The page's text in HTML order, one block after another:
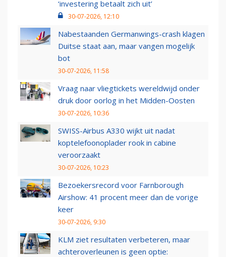
‘investering betaalt zich uit’
30-07-2026, 12:10
Nabestaanden Germanwings-crash klagen
Duitse staat aan, maar vangen mogelijk
bot
30-07-2026, 11:58
Vraag naar vliegtickets wereldwijd onder
druk door oorlog in het Midden-Oosten
30-07-2026, 10:36
SWISS-Airbus A330 wijkt uit nadat
koptelefoonoplader rook in cabine
veroorzaakt
30-07-2026, 10:23
Bezoekersrecord voor Farnborough
Airshow: 41 procent meer dan de vorige
keer
30-07-2026, 9:30
KLM ziet resultaten verbeteren, maar
achteroverleunen is geen optie: